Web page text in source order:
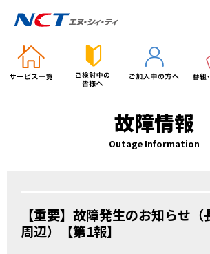
故障情報
Outage Information
【重要】故障発生のお知らせ
周辺）【第1報】